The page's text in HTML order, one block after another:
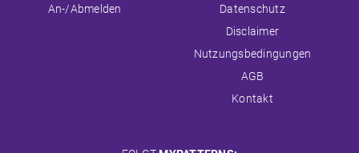
überspringen
An-/Abmelden
überspringen
Datenschutz
Disclaimer
Nutzungsbedingungen
AGB
Kontakt